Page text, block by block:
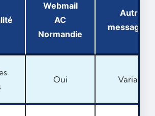
Webmail
AC
Normandie
Autres
Oui Variable